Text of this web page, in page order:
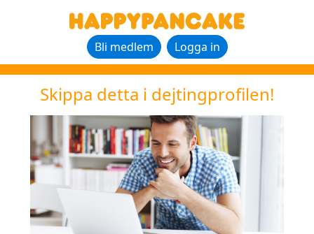
Bli medlem Logga in
Skippa detta i dejtingprofilen!